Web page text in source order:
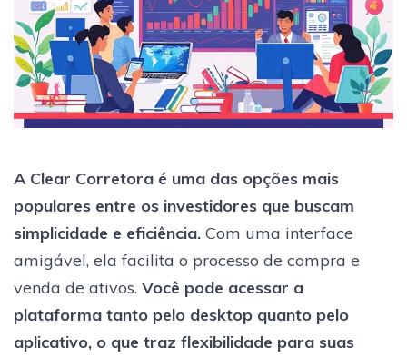
A Clear Corretora é uma das opções mais
populares entre os investidores que buscam
simplicidade e eficiência. Com uma interface
amigável, ela facilita o processo de compra e
venda de ativos. Você pode acessar a
plataforma tanto pelo desktop quanto pelo
aplicativo, o que traz flexibilidade para suas